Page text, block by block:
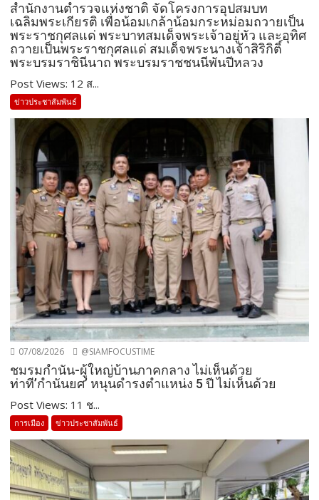
สำนักงานตำรวจแห่งชาติ จัดโครงการอุปสมบท
เฉลิมพระเกียรติ เพื่อน้อมเกล้าน้อมกระหม่อมถวายเป็น
พระราชกุศลแด่ พระบาทสมเด็จพระเจ้าอยู่หัว และอุทิศ
ถวายเป็นพระราชกุศลแด่ สมเด็จพระนางเจ้าสิริกิติ์
พระบรมราชินีนาถ พระบรมราชชนนีพันปีหลวง
Post Views: 12 ส...
ข่าวประชาสัมพันธ์
07/08/2026 @SIAMFOCUSTIME
ชมรมกำนัน-ผู้ใหญ่บ้านภาคกลาง ไม่เห็นด้วย
ท่าที’กำนันยศ’ หนุนดำรงตำแหน่ง 5 ปี ไม่เห็นด้วย
Post Views: 11 ช...
การเมือง ข่าวประชาสัมพันธ์